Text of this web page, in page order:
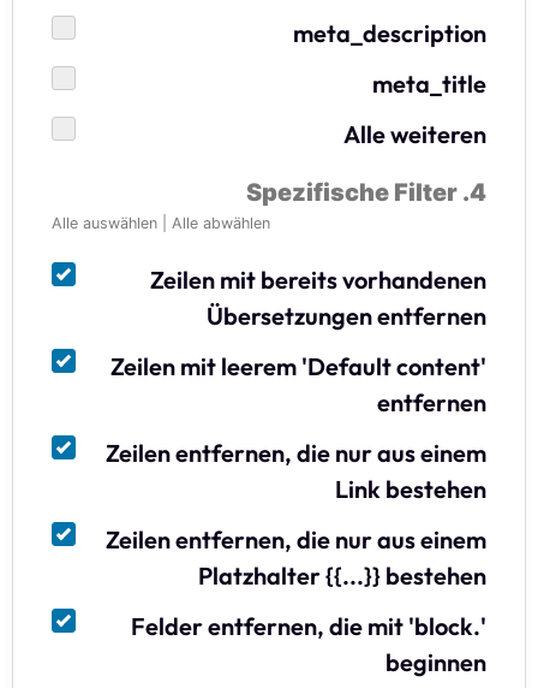
meta_description
meta_title
Alle weiteren
4. Spezifische Filter
Alle auswählen Alle abwählen
Zeilen mit bereits vorhandenen
Übersetzungen entfernen
Zeilen mit leerem 'Default content'
entfernen
Zeilen entfernen, die nur aus einem
Link bestehen
Zeilen entfernen, die nur aus einem
Platzhalter {{...}} bestehen
Felder entfernen, die mit 'block.'
beginnen